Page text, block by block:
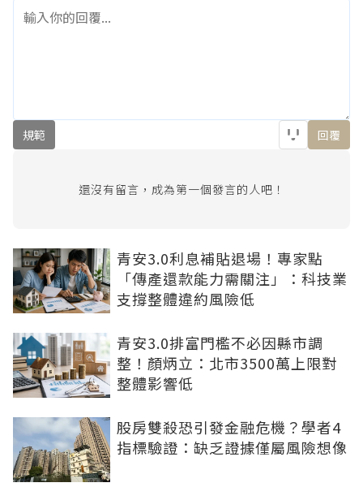
規範 回覆
還沒有留言，成為第一個發言的人吧！
青安3.0利息補貼退場！專家點
「傳產還款能力需關注」：科技業
支撐整體違約風險低
青安3.0排富門檻不必因縣市調
整！顏炳立：北市3500萬上限對
整體影響低
股房雙殺恐引發金融危機？學者4
指標驗證：缺乏證據僅屬風險想像